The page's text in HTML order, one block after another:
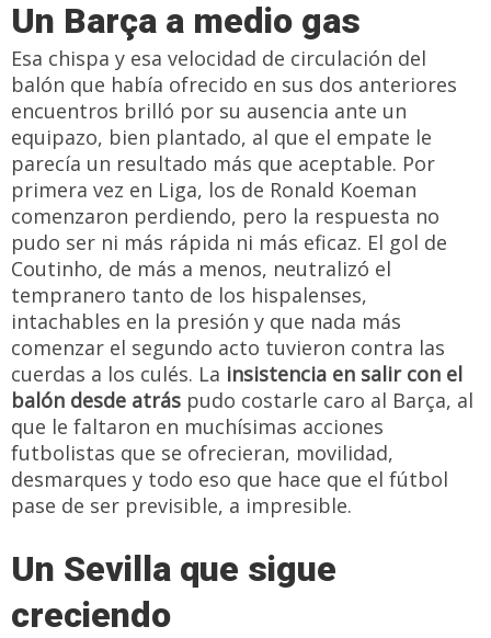
Un Barça a medio gas
Esa chispa y esa velocidad de circulación del
balón que había ofrecido en sus dos anteriores
encuentros brilló por su ausencia ante un
equipazo, bien plantado, al que el empate le
parecía un resultado más que aceptable. Por
primera vez en Liga, los de Ronald Koeman
comenzaron perdiendo, pero la respuesta no
pudo ser ni más rápida ni más eficaz. El gol de
Coutinho, de más a menos, neutralizó el
tempranero tanto de los hispalenses,
intachables en la presión y que nada más
comenzar el segundo acto tuvieron contra las
cuerdas a los culés. La insistencia en salir con el
balón desde atrás pudo costarle caro al Barça, al
que le faltaron en muchísimas acciones
futbolistas que se ofrecieran, movilidad,
desmarques y todo eso que hace que el fútbol
pase de ser previsible, a impresible.
Un Sevilla que sigue
creciendo